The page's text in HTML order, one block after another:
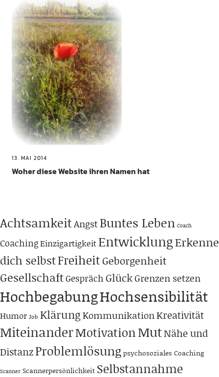
13. MAI 2014
Woher diese Website ihren Namen hat
AchtsamkeitAngstBuntes Leben Coach
CoachingEinzigartigkeit EntwicklungErkenne
dich selbstFreiheit Geborgenheit
GesellschaftGespräch GlückGrenzen setzen
HochbegabungHochsensibilität
Humor Job KlärungKommunikationKreativität
MiteinanderMotivationMutNähe und
DistanzProblemlösungpsychosoziales Coaching
Scanner Scannerpersönlichkeit Selbstannahme